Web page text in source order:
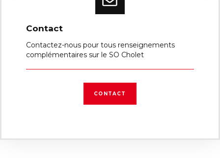
Contact
Contactez-nous pour tous renseignements
complémentaires sur le SO Cholet
CONTACT